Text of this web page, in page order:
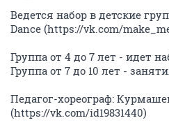
Ведется набор в детские
Dance (https://vk.com/
Группа от 4 до 7 лет - идет
Группа от 7 до 10 лет -
Педагог-хореограф:
(https://vk.com/id19831440)